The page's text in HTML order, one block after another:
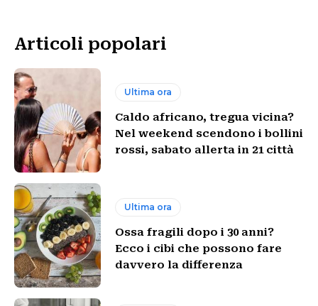
Articoli popolari
Ultima ora
Caldo africano, tregua vicina?
Nel weekend scendono i bollini
rossi, sabato allerta in 21 città
Ultima ora
Ossa fragili dopo i 30 anni?
Ecco i cibi che possono fare
davvero la differenza